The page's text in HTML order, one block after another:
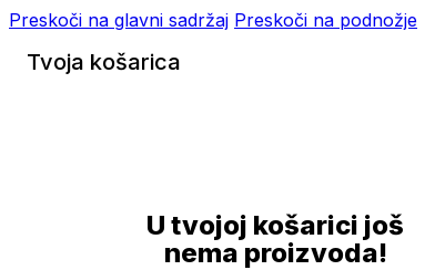
Preskoči na glavni sadržaj Preskoči na podnožje
Tvoja košarica
U tvojoj košarici još
nema proizvoda!